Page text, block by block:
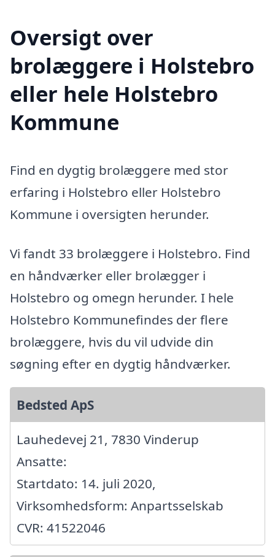
Oversigt over
brolæggere i Holstebro
eller hele Holstebro
Kommune
Find en dygtig brolæggere med stor
erfaring i Holstebro eller Holstebro
Kommune i oversigten herunder.
Vi fandt 33 brolæggere i Holstebro. Find
en håndværker eller brolægger i
Holstebro og omegn herunder. I hele
Holstebro Kommunefindes der flere
brolæggere, hvis du vil udvide din
søgning efter en dygtig håndværker.
Bedsted ApS
Lauhedevej 21, 7830 Vinderup
Ansatte:
Startdato: 14. juli 2020,
Virksomhedsform: Anpartsselskab
CVR: 41522046